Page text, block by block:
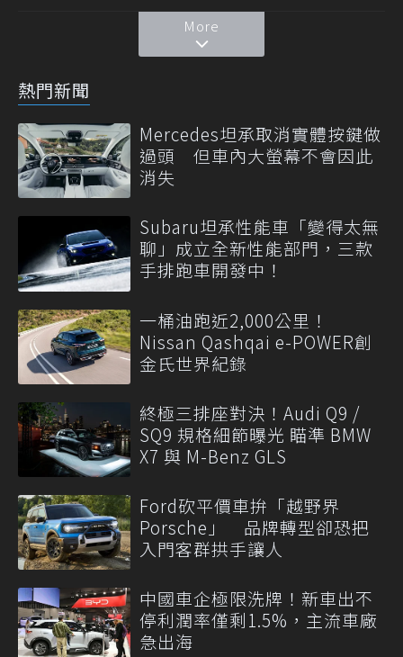
More
熱門新聞
Mercedes坦承取消實體按鍵做
過頭 但車內大螢幕不會因此
消失
Subaru坦承性能車「變得太無
聊」成立全新性能部門，三款
手排跑車開發中！
一桶油跑近2,000公里！
Nissan Qashqai e-POWER創
金氏世界紀錄
終極三排座對決！Audi Q9 /
SQ9 規格細節曝光 瞄準 BMW
X7 與 M-Benz GLS
Ford砍平價車拚「越野界
Porsche」 品牌轉型卻恐把
入門客群拱手讓人
中國車企極限洗牌！新車出不
停利潤率僅剩1.5%，主流車廠
急出海